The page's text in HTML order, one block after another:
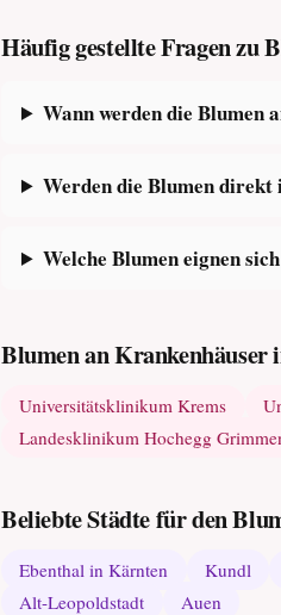
Häufig gestellte Fragen zu
Wann werden die Blumen
Werden die Blumen
Welche Blumen eignen
Blumen an Krankenhäuser
Universitätsklinikum Krems
Landesklinikum Hochegg
Beliebte Städte für den
Ebenthal in Kärnten Kundl
Alt-Leopoldstadt
Auen